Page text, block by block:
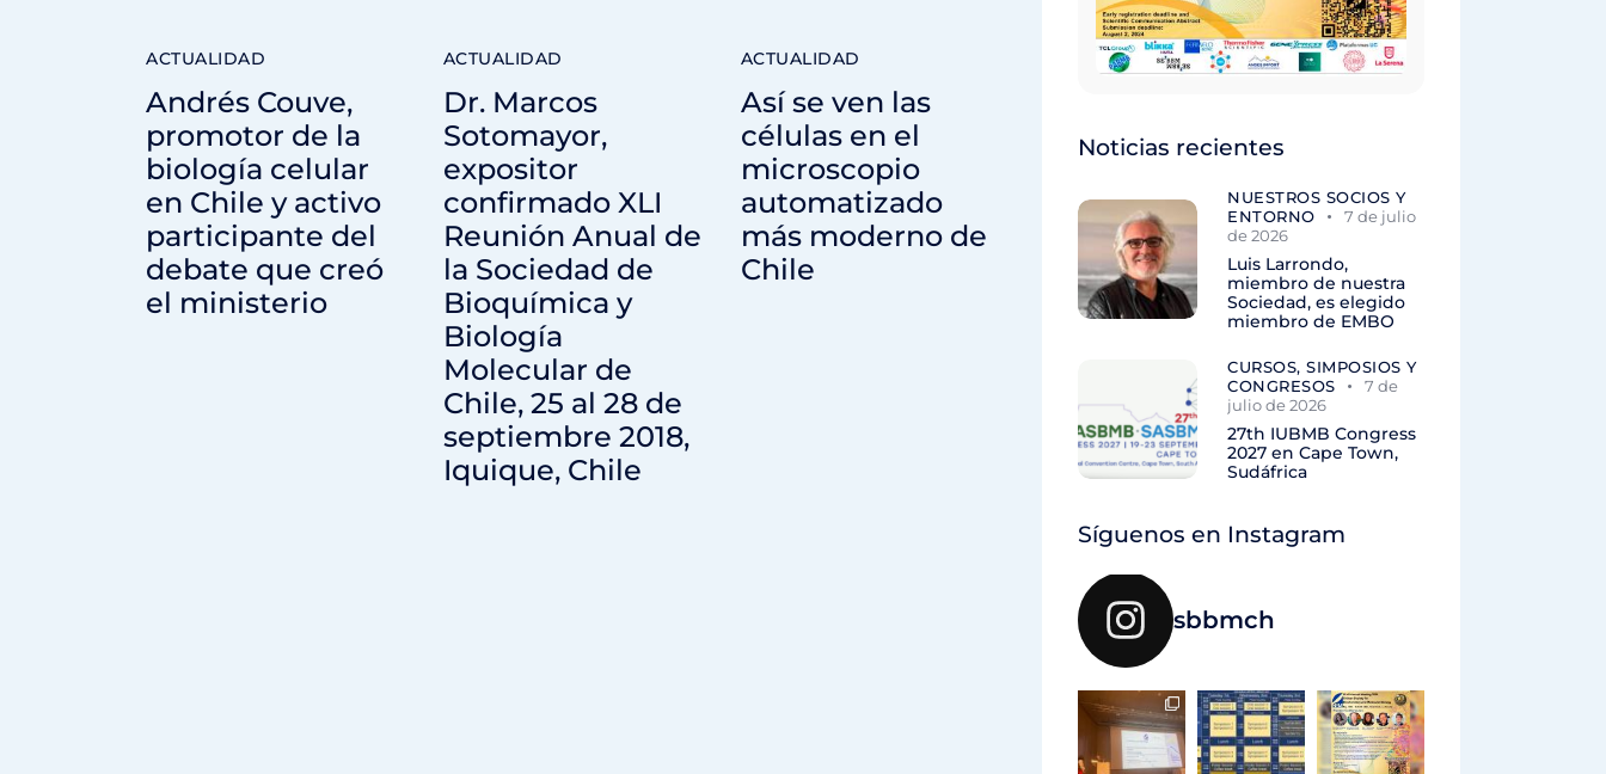
ACTUALIDAD
Andrés Couve,
promotor de la
biología celular
en Chile y activo
participante del
debate que creó
el ministerio
ACTUALIDAD
Dr. Marcos
Sotomayor,
expositor
confirmado XLI
Reunión Anual de
la Sociedad de
Bioquímica y
Biología
Molecular de
Chile, 25 al 28 de
septiembre 2018,
Iquique, Chile
ACTUALIDAD
Así se ven las
células en el
microscopio
automatizado
más moderno de
Chile
Noticias recientes
NUESTROS SOCIOS Y
ENTORNO
7 de julio
de 2026
Luis Larrondo,
miembro de nuestra
Sociedad, es elegido
miembro de EMBO
CURSOS, SIMPOSIOS Y
CONGRESOS
7 de
julio de 2026
27th IUBMB Congress
2027 en Cape Town,
Sudáfrica
Síguenos en Instagram
sbbmch